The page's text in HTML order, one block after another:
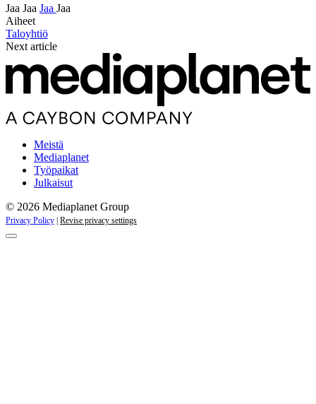
Jaa Jaa Jaa Jaa
Aiheet
Taloyhtiö
Next article
Meistä
Mediaplanet
Työpaikat
Julkaisut
© 2026 Mediaplanet Group
Privacy Policy | Revise privacy settings